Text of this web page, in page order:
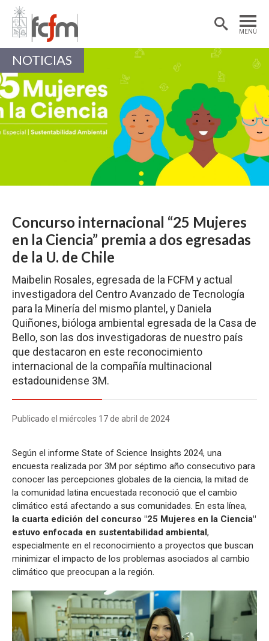
MENÚ
Estudiantes
Académicas/os
NOTICIAS
Concurso internacional “25 Mujeres
en la Ciencia” premia a dos egresadas
de la U. de Chile
Maibelin Rosales, egresada de la FCFM y actual
investigadora del Centro Avanzado de Tecnología
para la Minería del mismo plantel, y Daniela
Quiñones, bióloga ambiental egresada de la Casa de
Bello, son las dos investigadoras de nuestro país
que destacaron en este reconocimiento
internacional de la compañía multinacional
estadounidense 3M.
Publicado el miércoles 17 de abril de 2024
Según el informe State of Science Insights 2024, una
encuesta realizada por 3M por séptimo año consecutivo para
conocer las percepciones globales de la ciencia, la mitad de
la comunidad latina encuestada reconoció que el cambio
climático está afectando a sus comunidades. En esta línea,
la cuarta edición del concurso "25 Mujeres en la Ciencia"
estuvo enfocada en sustentabilidad ambiental,
especialmente en el reconocimiento a proyectos que buscan
minimizar el impacto de los problemas asociados al cambio
climático que preocupan a la región.